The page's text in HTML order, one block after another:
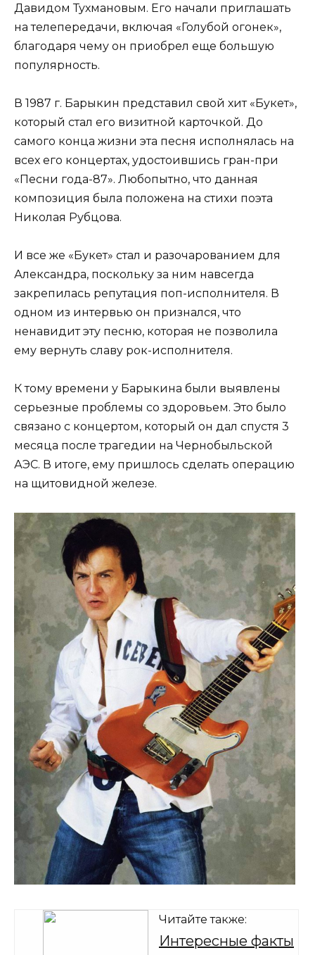
Давидом Тухмановым. Его начали приглашать
на телепередачи, включая «Голубой огонек»,
благодаря чему он приобрел еще большую
популярность.
В 1987 г. Барыкин представил свой хит «Букет»,
который стал его визитной карточкой. До
самого конца жизни эта песня исполнялась на
всех его концертах, удостоившись гран-при
«Песни года-87». Любопытно, что данная
композиция была положена на стихи поэта
Николая Рубцова.
И все же «Букет» стал и разочарованием для
Александра, поскольку за ним навсегда
закрепилась репутация поп-исполнителя. В
одном из интервью он признался, что
ненавидит эту песню, которая не позволила
ему вернуть славу рок-исполнителя.
К тому времени у Барыкина были выявлены
серьезные проблемы со здоровьем. Это было
связано с концертом, который он дал спустя 3
месяца после трагедии на Чернобыльской
АЭС. В итоге, ему пришлось сделать операцию
на щитовидной железе.
Читайте также:
Интересные факты